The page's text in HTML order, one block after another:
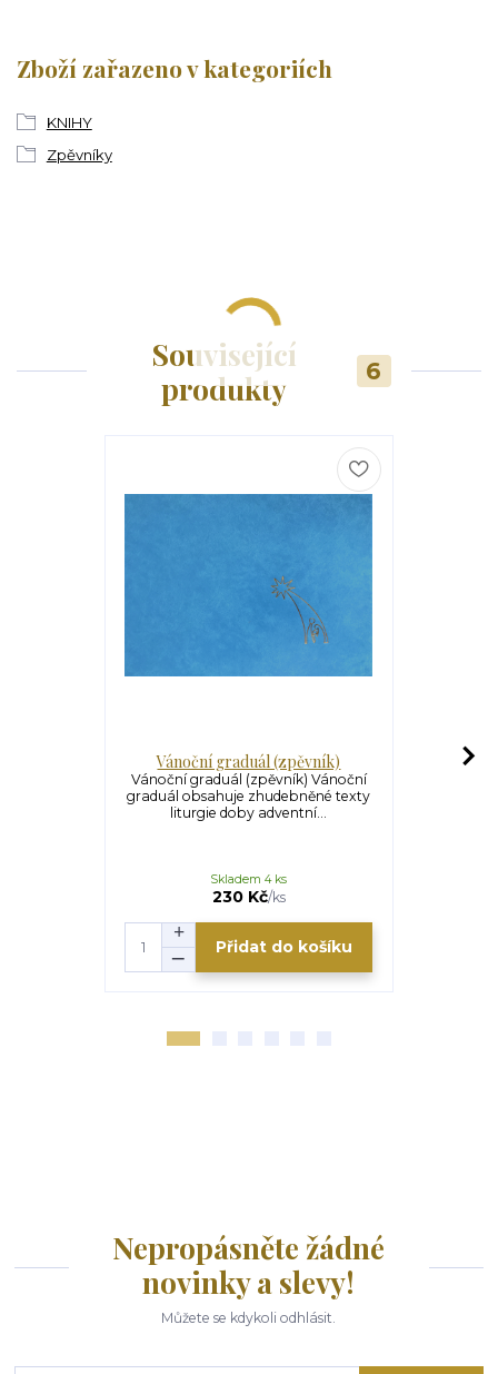
Zboží zařazeno v kategoriích
KNIHY
Zpěvníky
Související
produkty
6
Vánoční graduál (zpěvník)
Vánoční graduál (zpěvník) Vánoční
graduál obsahuje zhudebněné texty
liturgie doby adventní...
230 Kč/ks
Skladem 4 ks
Přidat do košíku
Nepropásněte žádné
novinky a slevy!
Můžete se kdykoli odhlásit.